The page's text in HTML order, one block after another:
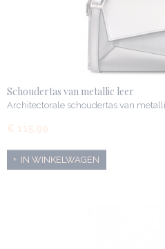
Schoudertas van metallic leer
Architectorale schoudertas van
€ 115,99
IN WINKELWAGEN